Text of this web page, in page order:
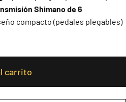
Shimano de 6
compacto (pedales plegables)
carrito